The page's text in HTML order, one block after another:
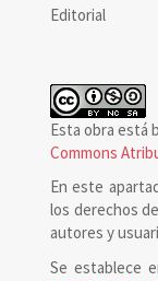
Editorial
Esta obra está
Commons
En este
los derechos
autores y
Se establece